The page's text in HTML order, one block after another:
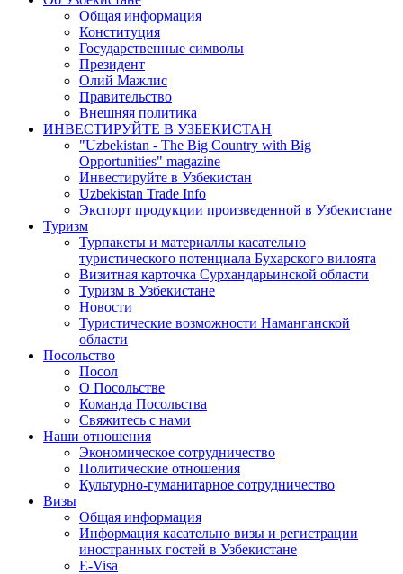
Общая информация
Конституция
Государственные символы
Президент
Олий Мажлис
Правительство
Внешняя политика
ИНВЕСТИРУЙТЕ В УЗБЕКИСТАН
"Uzbekistan - The Big Country with Big
Opportunities" magazine
Инвестируйте в Узбекистан
Uzbekistan Trade Info
Экспорт продукции произведенной в Узбекистане
Туризм
Турпакеты и материаллы касательно
туристического потенциала Бухарского вилоята
Визитная карточка Сурхандарьинской области
Туризм в Узбекистане
Новости
Туристические возможности Наманганской
области
Посольство
Посол
О Посольстве
Команда Посольства
Свяжитесь с нами
Наши отношения
Экономическое сотрудничество
Политические отношения
Культурно-гуманитарное сотрудничество
Визы
Общая информация
Информация касательно визы и регистрации
иностранных гостей в Узбекистане
E-Visa